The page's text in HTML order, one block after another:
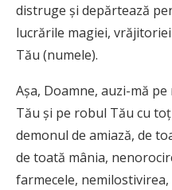
distruge și depărtează
lucrările magiei,
Tău (numele).
Așa, Doamne, auzi-mă
Tău și pe robul Tău cu
demonul de amiază, de
de toată mânia,
farmecele,